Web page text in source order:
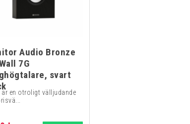
Audio Bronze
7G
svart
är en otroligt välljudande